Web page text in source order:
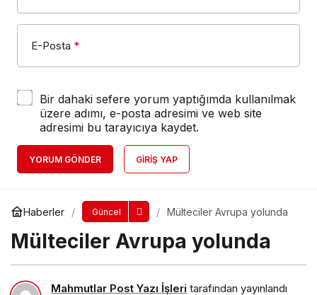
E-Posta *
Bir dahaki sefere yorum yaptığımda kullanılmak
üzere adımı, e-posta adresimi ve web site
adresimi bu tarayıcıya kaydet.
YORUM GÖNDER GIRIŞ YAP
Haberler Güncel Mülteciler Avrupa yolunda
Mülteciler Avrupa yolunda
Mahmutlar Post Yazı İşleri tarafından yayınlandı